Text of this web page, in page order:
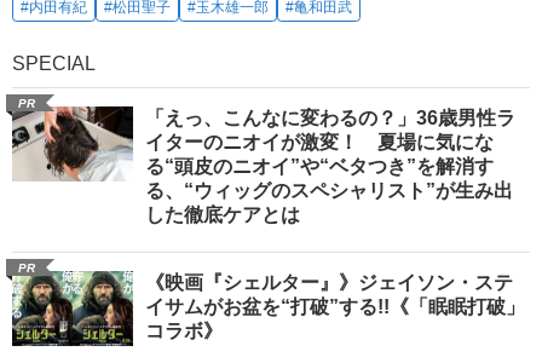
#内田有紀
#松田聖子 #玉木雄一郎 #亀和田武
SPECIAL
PR
「えっ、こんなに変わるの？」36歳男性ラ
イターのニオイが激変！ 夏場に気にな
る“頭皮のニオイ”や“ベタつき”を解消す
る、“ウィッグのスペシャリスト”が生み出
した徹底ケアとは
PR
《映画『シェルター』》ジェイソン・ステ
イサムがお盆を“打破”する!!《「眠眠打破」
コラボ》